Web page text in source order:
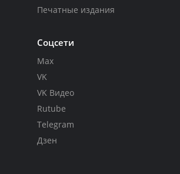
Печатные издания
Соцсети
Max
VK
VK Видео
Rutube
Telegram
Дзен